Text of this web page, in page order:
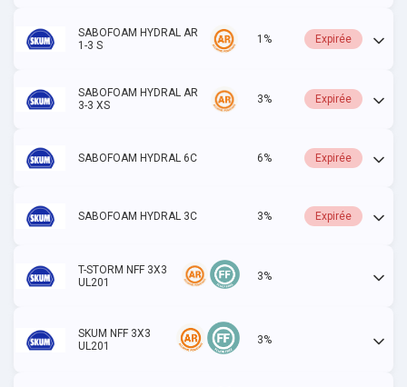
SABOFOAM HYDRAL AR
1-3 S
1% Expirée
SABOFOAM HYDRAL AR
3-3 XS
3% Expirée
SABOFOAM HYDRAL 6C 6% Expirée
SABOFOAM HYDRAL 3C 3% Expirée
T-STORM NFF 3X3
UL201
3%
SKUM NFF 3X3
UL201
3%